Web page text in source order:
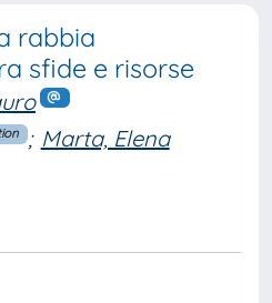
rabbia
sfide e risorse
; Marta, Elena